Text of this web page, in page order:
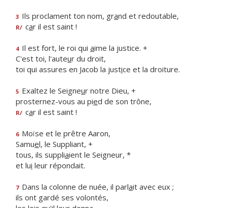
3 Ils proclament ton nom, grand et redoutable,
R/ car il est saint !
4 Il est fort, le roi qui aime la justice. +
C'est toi, l'auteur du droit,
toi qui assures en Jacob la justice et la droiture.
5 Exaltez le Seigneur notre Dieu, +
prosternez-vous au pied de son trône,
R/ car il est saint !
6 Moïse et le prêtre Aaron,
Samuel, le Suppliant, +
tous, ils suppliaient le Seigneur, *
et lui leur répondait.
7 Dans la colonne de nuée, il parlait avec eux ;
ils ont gardé ses volontés,